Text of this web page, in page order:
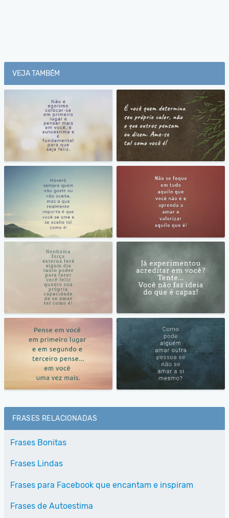
VEJA TAMBÉM
FRASES RELACIONADAS
Frases Bonitas
Frases Lindas
Frases para Facebook que encantam e inspiram
Frases de Autoestima